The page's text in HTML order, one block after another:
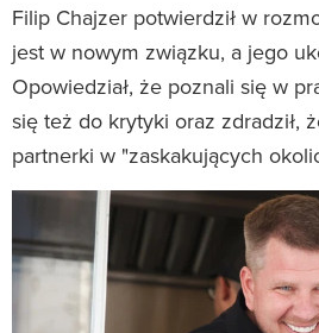
Filip Chajzer potwierdził w
jest w nowym związku, a jego
Opowiedział, że poznali się w
się też do krytyki oraz zdradził,
partnerki w "zaskakujących